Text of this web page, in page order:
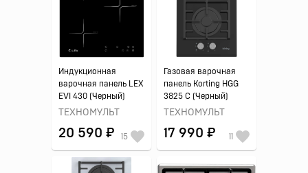
Индукционная
варочная панель LEX
EVI 430 (Черный)
ТЕХНОМУЛЬТ
20 590 ₽ 15
Газовая варочная
панель Korting HGG
3825 C (Черный)
ТЕХНОМУЛЬТ
17 990 ₽ 11